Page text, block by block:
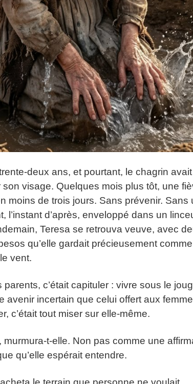
deux ans, et pourtant, le chagrin
visage. Quelques mois plus tôt, une
moins de trois jours. Sans prévenir. Sans
l’instant d’après, enveloppé dans un
Teresa se retrouva veuve, avec
qu’elle gardait précieusement
vent.
c’était capituler : vivre sous le
avenir incertain que celui offert aux
c’était tout miser sur elle-même.
murmura-t-elle. Non pas comme une
qu’elle espérait entendre.